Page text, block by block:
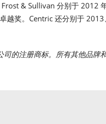
& Sullivan 分别于 2012
越奖。Centric 还分别于
司的注册商标。所有其他品牌